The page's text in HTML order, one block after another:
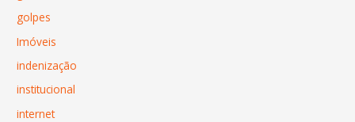
golpes
Imóveis
indenização
institucional
internet